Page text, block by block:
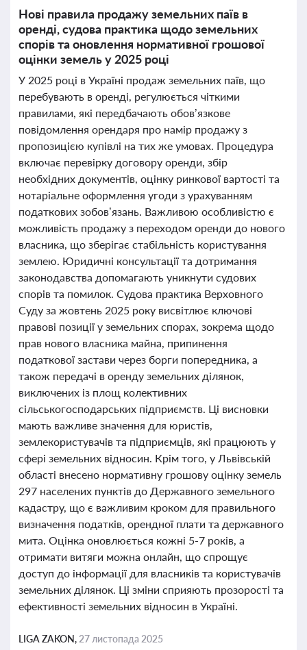
Нові правила продажу земельних паїв в
оренді, судова практика щодо земельних
спорів та оновлення нормативної грошової
оцінки земель у 2025 році
У 2025 році в Україні продаж земельних паїв, що
перебувають в оренді, регулюється чіткими
правилами, які передбачають обов’язкове
повідомлення орендаря про намір продажу з
пропозицією купівлі на тих же умовах. Процедура
включає перевірку договору оренди, збір
необхідних документів, оцінку ринкової вартості та
нотаріальне оформлення угоди з урахуванням
податкових зобов’язань. Важливою особливістю є
можливість продажу з переходом оренди до нового
власника, що зберігає стабільність користування
землею. Юридичні консультації та дотримання
законодавства допомагають уникнути судових
спорів та помилок. Судова практика Верховного
Суду за жовтень 2025 року висвітлює ключові
правові позиції у земельних спорах, зокрема щодо
прав нового власника майна, припинення
податкової застави через борги попередника, а
також передачі в оренду земельних ділянок,
виключених із площ колективних
сільськогосподарських підприємств. Ці висновки
мають важливе значення для юристів,
землекористувачів та підприємців, які працюють у
сфері земельних відносин. Крім того, у Львівській
області внесено нормативну грошову оцінку земель
297 населених пунктів до Державного земельного
кадастру, що є важливим кроком для правильного
визначення податків, орендної плати та державного
мита. Оцінка оновлюється кожні 5-7 років, а
отримати витяги можна онлайн, що спрощує
доступ до інформації для власників та користувачів
земельних ділянок. Ці зміни сприяють прозорості та
ефективності земельних відносин в Україні.
LIGA ZAKON, 27 листопада 2025